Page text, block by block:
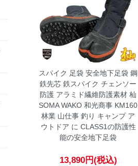
スパイク 足袋 安全地下足袋 鋼
鉄先芯 鉄スパイク チェンソー
防護 アラミド繊維防護素材 杣
SOMA WAKO 和光商事 KM160
林業 山仕事 釣り キャンプ ア
ウトドア に CLASS1の防護性
能の安全地下足袋
13,890円(税込)